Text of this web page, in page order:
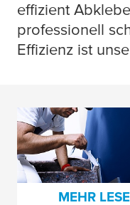
effizient
professionell
Effizienz ist
Abdeckband für den
Innenbereich
MEHR